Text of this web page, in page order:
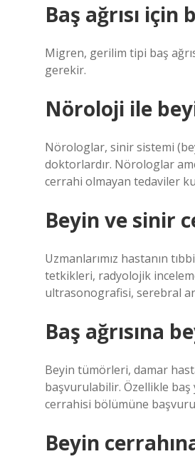
Baş ağrısı
Migren, gerilim tipi baş
gerekir.
Nöroloji ile
Nörologlar, sinir sistemi
doktorlardır. Nörologlar
cerrahi olmayan tedaviler
Beyin ve sinir
Uzmanlarımız hastanın
tetkikleri, radyolojik
ultrasonografisi, serebral
Baş ağrısına
Beyin tümörleri, damar
başvurulabilir. Özellikle baş
cerrahisi bölümüne
Beyin